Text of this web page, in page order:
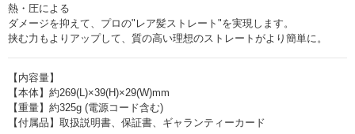
熱・圧による
ダメージを抑えて、プロの"レア髪ストレート"を実現します。
挟む力もよりアップして、質の高い理想のストレートがより簡単に。
【内容量】
【本体】約269(L)×39(H)×29(W)mm
【重量】約325g (電源コード含む)
【付属品】取扱説明書、保証書、ギャランティーカード